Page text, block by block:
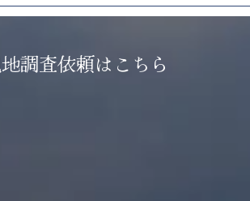
調査依頼はこちら